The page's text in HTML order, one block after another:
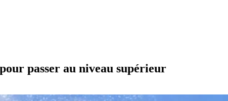
passer au niveau supérieur